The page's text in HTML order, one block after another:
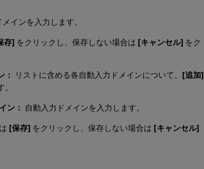
インを入力します。
存] をクリックし、保存しない場合は [キャンセル] をク
： リストに含める各自動入力ドメインについて、 [追加]
ン： 自動入力ドメインを入力します。
[保存] をクリックし、保存しない場合は [キャンセル]